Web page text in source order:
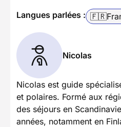
Langues parlées : 🇫🇷
Nicolas
Nicolas est guide
et polaires. Formé aux
des séjours en
années, notamment en